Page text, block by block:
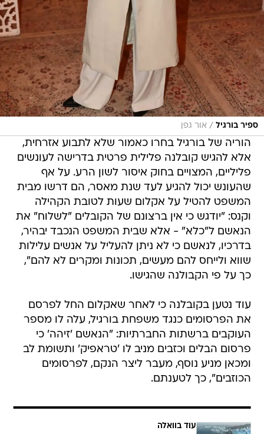
ספיר בורגיל / אור גפן
הוריה של בורגיל בחרו כאמור שלא לתבוע אזרחית,
אלא להגיש קובלנה פלילית פרטית בדרישה לעונשים
פליליים, המצויים בחוק איסור לשון הרע. על אף
שהעונש יכול להגיע לעד שנת מאסר, הם דרשו מבית
המשפט להטיל על אקלום שעות לטובת הקהילה
וקנס: "יודגש כי אין ברצונם של הקובלים "לשלוח" את
הנאשם ל"כלא" - אלא שבית המשפט הנכבד יבהיר,
בדרכיו, לנאשם כי לא ניתן להעליל על אנשים עלילות
שווא ולייחס להם מעשים, תכונות ומקרים לא להם",
כך על פי הקבולנה שהגישו.
עוד נטען בקובלנה כי לאחר שאקלום החל לפרסם
את הפרסומים כנגד משפחת בורגיל, עלה לו מספר
העוקבים ברשתות החברתיות: "הנאשם 'זיהה' כי
פרסום הבלים וכזבים מניב לו 'טראפיק' ותשומת לב
ומכאן מניע נוסף, מעבר ליצר הנקם, לפרסומים
הכוזבים", כך לטענתם.
עוד בוואלה